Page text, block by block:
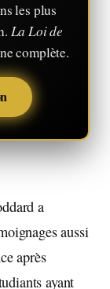
les plus
La Loi de
complète.
a
aussi
après
ayant